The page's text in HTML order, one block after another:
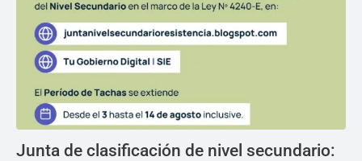
Junta de clasificación de nivel secundario: